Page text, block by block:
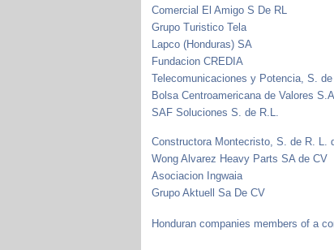
Comercial El Amigo S De RL
Grupo Turistico Tela
Lapco (Honduras) SA
Fundacion CREDIA
Telecomunicaciones y Potencia, S. de
Bolsa Centroamericana de Valores S.A.
SAF Soluciones S. de R.L.
Constructora Montecristo, S. de R. L.
Wong Alvarez Heavy Parts SA de CV
Asociacion Ingwaia
Grupo Aktuell Sa De CV
Honduran companies members of a